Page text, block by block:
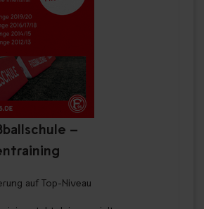
–
auf Top-Niveau